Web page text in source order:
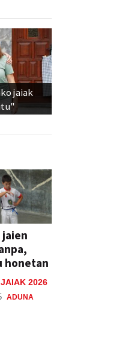
jaiak
jaien
honetan
2026
ADUNA